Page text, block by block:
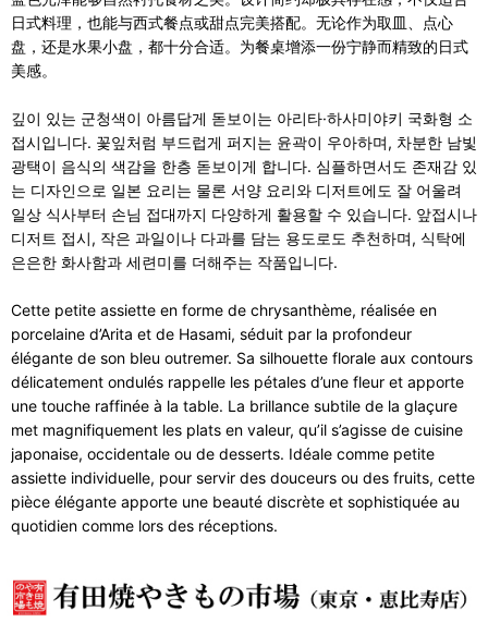
日式料理，也能与西式餐点或甜点完美搭配。无论作为取皿、点心
盘，还是水果小盘，都十分合适。为餐桌增添一份宁静而精致的日式
美感。
깊이 있는 군청색이 아름답게 돋보이는 아리타·하사미야키 국화형 소
접시입니다. 꽃잎처럼 부드럽게 퍼지는 윤곽이 우아하며, 차분한 남빛
광택이 음식의 색감을 한층 돋보이게 합니다. 심플하면서도 존재감 있
는 디자인으로 일본 요리는 물론 서양 요리와 디저트에도 잘 어울려
일상 식사부터 손님 접대까지 다양하게 활용할 수 있습니다. 앞접시나
디저트 접시, 작은 과일이나 다과를 담는 용도로도 추천하며, 식탁에
은은한 화사함과 세련미를 더해주는 작품입니다.
Cette petite assiette en forme de chrysanthème, réalisée en
porcelaine d’Arita et de Hasami, séduit par la profondeur
élégante de son bleu outremer. Sa silhouette florale aux contours
délicatement ondulés rappelle les pétales d’une fleur et apporte
une touche raffinée à la table. La brillance subtile de la glaçure
met magnifiquement les plats en valeur, qu’il s’agisse de cuisine
japonaise, occidentale ou de desserts. Idéale comme petite
assiette individuelle, pour servir des douceurs ou des fruits, cette
pièce élégante apporte une beauté discrète et sophistiquée au
quotidien comme lors des réceptions.